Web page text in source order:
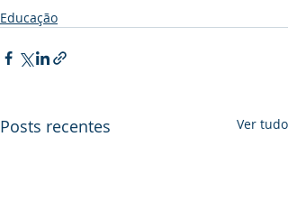
Educação
Posts recentes Ver tudo